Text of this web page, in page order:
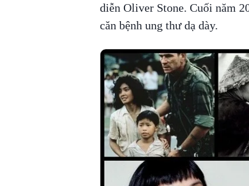
diễn Oliver Stone. Cuối năm
căn bệnh ung thư dạ dày.